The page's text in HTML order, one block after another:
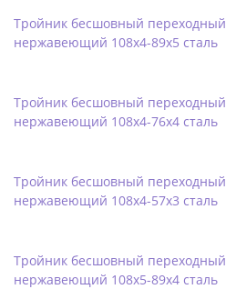
Тройник бесшовный переходный
нержавеющий 108х4-89х5 сталь
Тройник бесшовный переходный
нержавеющий 108х4-76х4 сталь
Тройник бесшовный переходный
нержавеющий 108х4-57х3 сталь
Тройник бесшовный переходный
нержавеющий 108х5-89х4 сталь